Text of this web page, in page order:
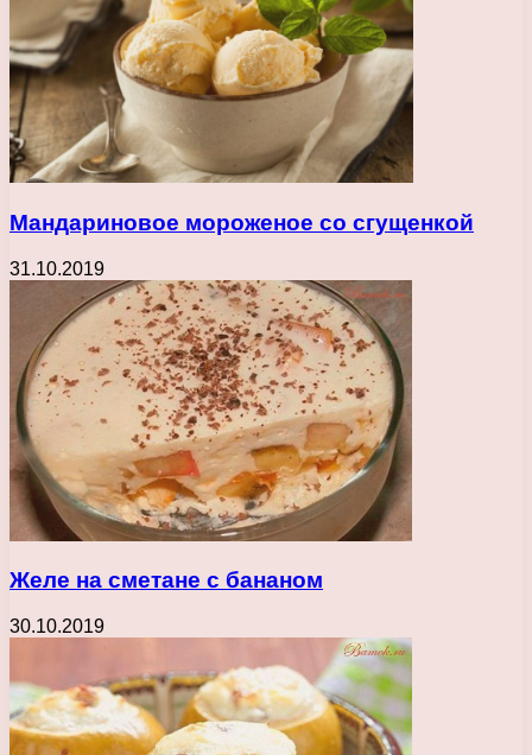
Мандариновое мороженое со сгущенкой
31.10.2019
Желе на сметане с бананом
30.10.2019